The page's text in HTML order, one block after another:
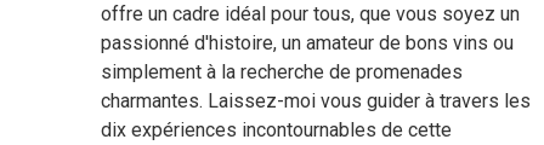
offre un cadre idéal pour tous, que vous soyez un
passionné d'histoire, un amateur de bons vins ou
simplement à la recherche de promenades
charmantes. Laissez-moi vous guider à travers les
dix expériences incontournables de cette